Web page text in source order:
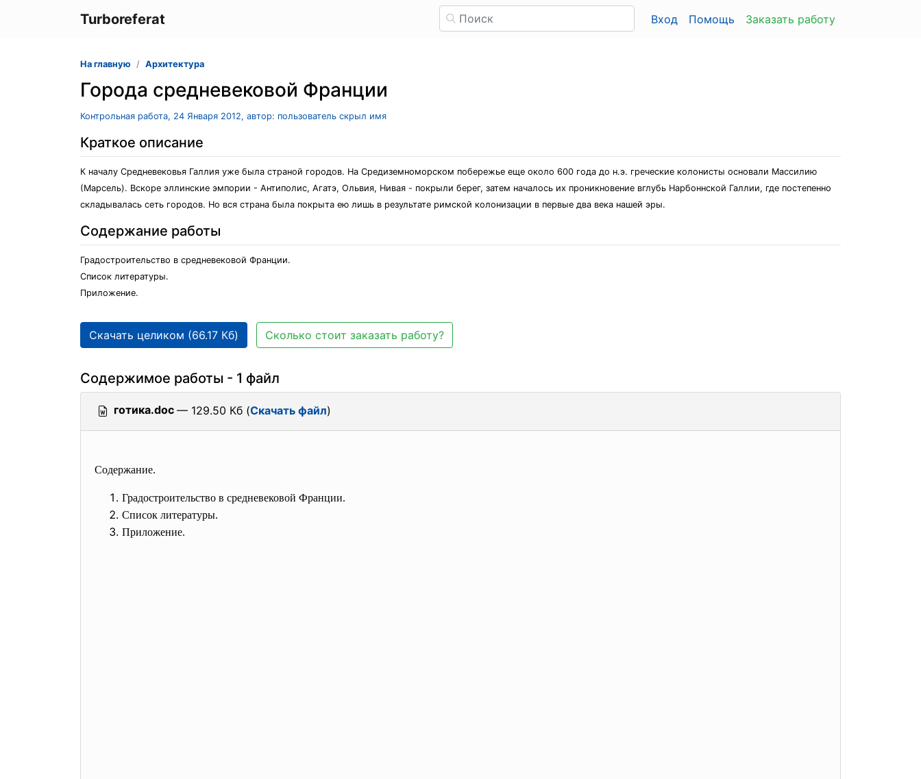
Turboreferat Вход Помощь Заказать работу
На главную Архитектура
Города средневековой Франции
Контрольная работа, 24 Января 2012, автор: пользователь скрыл имя
Краткое описание
К началу Средневековья Галлия уже была страной городов. На Средиземноморском побережье еще около 600 года до н.э. греческие колонисты основали Массилию
(Марсель). Вскоре эллинские эмпории - Антиполис, Агатэ, Ольвия, Нивая - покрыли берег, затем началось их проникновение вглубь Нарбоннской Галлии, где постепенно
складывалась сеть городов. Но вся страна была покрыта ею лишь в результате римской колонизации в первые два века нашей эры.
Содержание работы
Градостроительство в средневековой Франции.
Список литературы.
Приложение.
Скачать целиком (66.17 Кб) Сколько стоит заказать работу?
Содержимое работы - 1 файл
готика.doc — 129.50 Кб (Скачать файл)
Содержание.
Градостроительство в средневековой Франции.
Список литературы.
Приложение.